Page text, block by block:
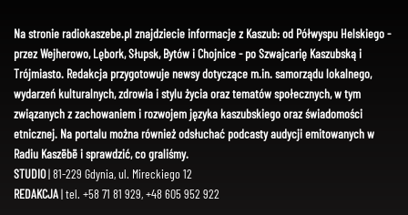
Na stronie radiokaszebe.pl znajdziecie informacje z Kaszub: od Półwyspu Helskiego -
przez Wejherowo, Lębork, Słupsk, Bytów i Chojnice - po Szwajcarię Kaszubską i
Trójmiasto. Redakcja przygotowuje newsy dotyczące m.in. samorządu lokalnego,
wydarzeń kulturalnych, zdrowia i stylu życia oraz tematów społecznych, w tym
związanych z zachowaniem i rozwojem języka kaszubskiego oraz świadomości
etnicznej. Na portalu można również odsłuchać podcasty audycji emitowanych w
Radiu Kaszëbë i sprawdzić, co graliśmy.
STUDIO| 81-229 Gdynia, ul. Mireckiego 12
REDAKCJA| tel. +58 71 81 929, +48 605 952 922